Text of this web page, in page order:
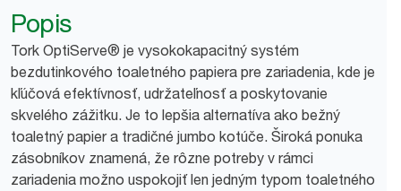
Popis
Tork OptiServe® je vysokokapacitný systém
bezdutinkového toaletného papiera pre zariadenia, kde je
kľúčová efektívnosť, udržateľnosť a poskytovanie
skvelého zážitku. Je to lepšia alternatíva ako bežný
toaletný papier a tradičné jumbo kotúče. Široká ponuka
zásobníkov znamená, že rôzne potreby v rámci
zariadenia možno uspokojiť len jedným typom toaletného